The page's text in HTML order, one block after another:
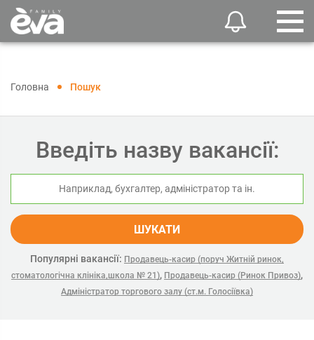
Головна Пошук
Введіть назву вакансії:
ШУКАТИ
Популярні вакансії: Продавець-касир (поруч Житній ринок,
стоматологічна клініка,школа № 21), Продавець-касир (Ринок Привоз),
Адміністратор торгового залу (ст.м. Голосіївка)